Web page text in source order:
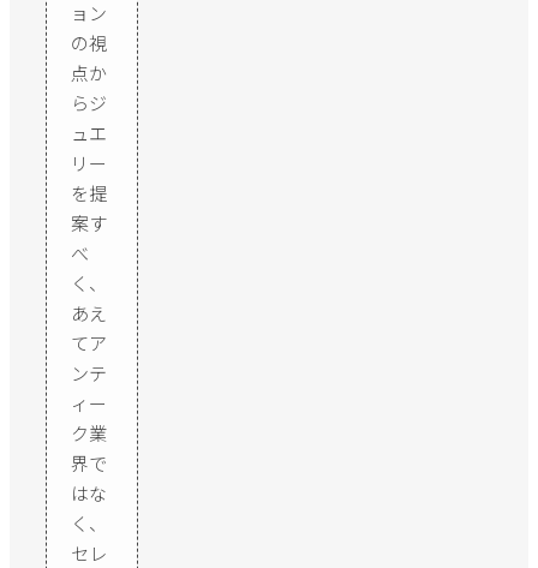
ョン
の視
点か
らジ
ュエ
リー
を提
案す
べ
く、
あえ
てア
ンテ
ィー
ク業
界で
はな
く、
セレ